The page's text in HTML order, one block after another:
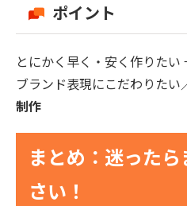
ポイント
とにかく早く・安く作りた
ブランド表現にこだわりた
制作
まとめ：迷った
さい！